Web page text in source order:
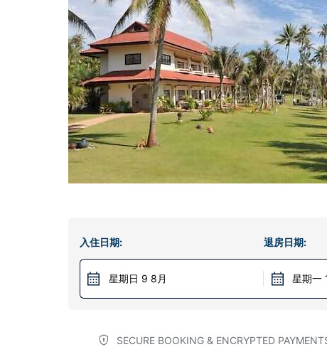
入住日期:
星期日 9 8月
退房日期:
星期一
SECURE BOOKING & ENCRYPTED